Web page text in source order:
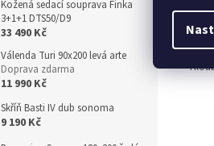
Kožená sedací souprava Finka
3+1+1 DTS50/D9
33 490 Kč
Válenda Turi 90x200 levá arte
Doprava zdarma
11 990 Kč
Skříň Basti IV dub sonoma
9 190 Kč